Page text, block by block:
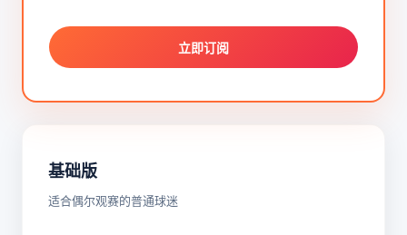
基础版
适合偶尔观赛的普通球迷
立即订阅